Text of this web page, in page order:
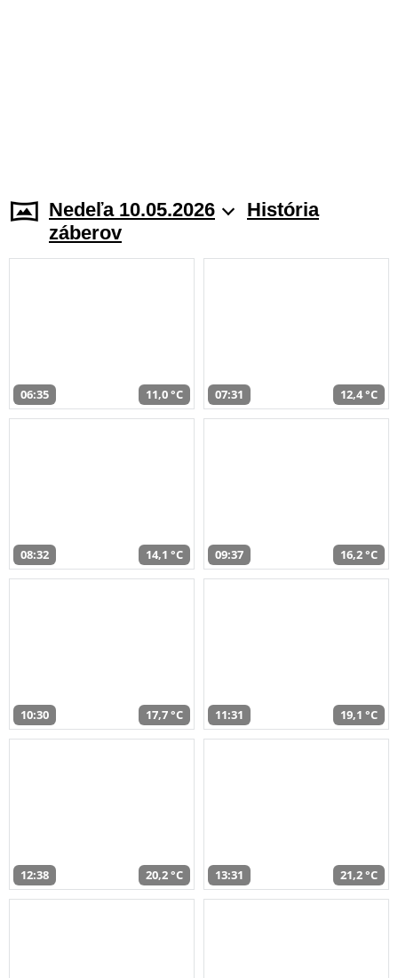
Nedeľa 10.05.2026
História
záberov
06:35 11,0 °C 07:31 12,4 °C
08:32 14,1 °C 09:37 16,2 °C
10:30 17,7 °C 11:31 19,1 °C
12:38 20,2 °C 13:31 21,2 °C